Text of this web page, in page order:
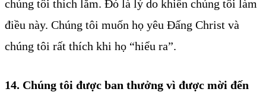
chúng tôi thích lắm. Đó là lý do khiến chúng tôi làm
điều này. Chúng tôi muốn họ yêu Đấng Christ và
chúng tôi rất thích khi họ “hiểu ra”.
14. Chúng tôi được ban thưởng vì được mời đến